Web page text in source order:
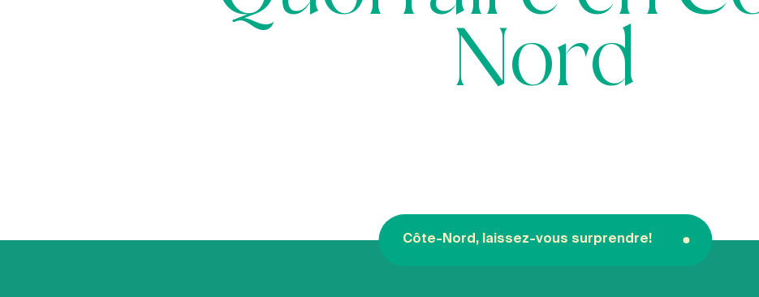
Nord
Côte-Nord, laissez-vous surprendre!